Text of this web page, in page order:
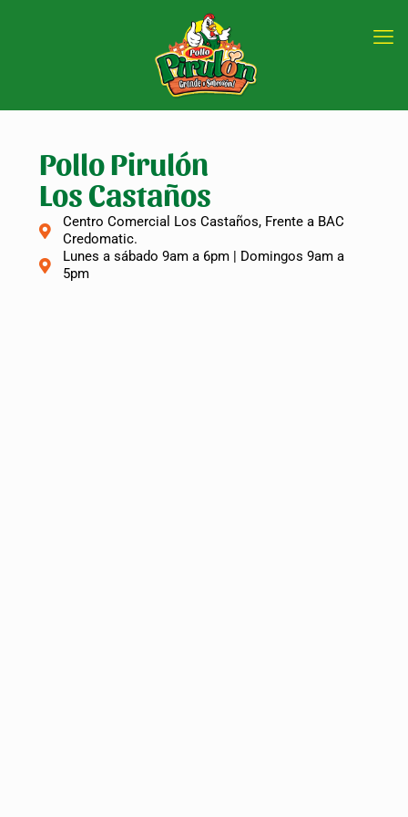
Pollo Pirulón
Los Castaños
Centro Comercial Los Castaños, Frente a BAC
Credomatic.
Lunes a sábado 9am a 6pm | Domingos 9am a
5pm